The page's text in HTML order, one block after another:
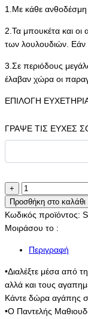
1.Με κάθε ανθοδέσμη
2.Τα μπουκέτα και οι
των λουλουδιών. Εάν
3.Σε περιόδους
έλαβαν χώρα οι
ΕΠΙΛΟΓΗ
ΓΡΑΨΕ ΤΙΣ ΕΥΧΕΣ
+
The
Name
Of
The
ποσότητα
Προσθήκη στο καλάθι
Κωδικός προϊόντος:
Μοιράσου το :
Περιγραφή
•Διαλέξτε μέσα από
αλλά και τους
Κάντε δώρα αγάπης
•Ο Παντελής